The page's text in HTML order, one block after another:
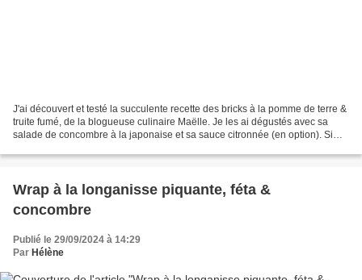
J'ai découvert et testé la succulente recette des bricks à la pomme de terre &
truite fumé, de la blogueuse culinaire Maëlle. Je les ai dégustés avec sa
salade de concombre à la japonaise et sa sauce citronnée (en option). Si
Wrap à la longanisse piquante, féta &
concombre
Publié le 29/09/2024 à 14:29
Par Hélène